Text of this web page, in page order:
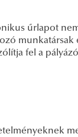
űrlapot
fel a